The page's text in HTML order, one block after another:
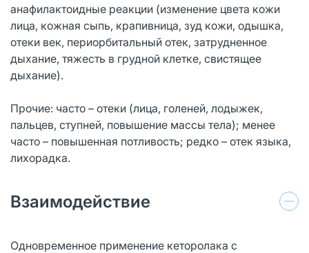
анафилактоидные реакции (изменение цвета кожи
лица, кожная сыпь, крапивница, зуд кожи, одышка,
отеки век, периорбитальный отек, затрудненное
дыхание, тяжесть в грудной клетке, свистящее
дыхание).
Прочие: часто – отеки (лица, голеней, лодыжек,
пальцев, ступней, повышение массы тела); менее
часто – повышенная потливость; редко – отек языка,
лихорадка.
Взаимодействие
Одновременное применение кеторолака с